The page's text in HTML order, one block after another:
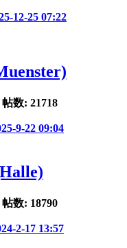
12-25 07:22
数: 21718
9-22 09:04
数: 18790
2-17 13:57